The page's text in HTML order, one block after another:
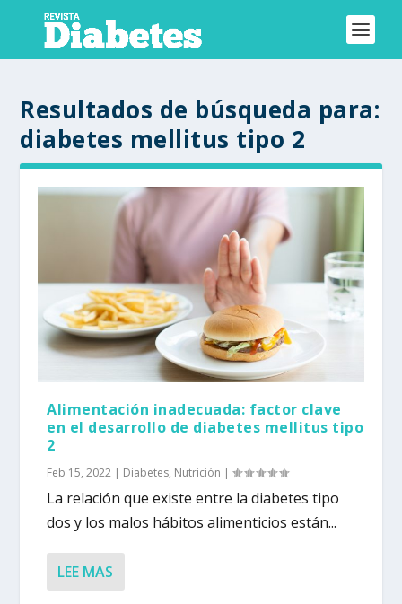
Resultados de búsqueda para:
diabetes mellitus tipo 2
Alimentación inadecuada: factor clave
en el desarrollo de diabetes mellitus tipo
2
Feb 15, 2022 | Diabetes, Nutrición |
La relación que existe entre la diabetes tipo
dos y los malos hábitos alimenticios están...
LEE MAS